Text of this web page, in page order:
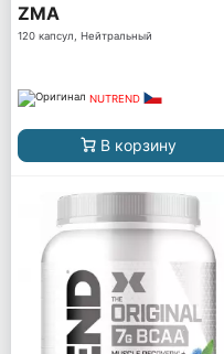
ZMA
120 капсул, Нейтральный
NUTREND
В корзину